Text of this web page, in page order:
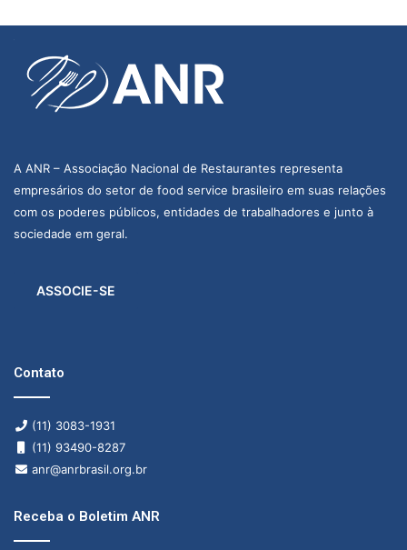
A ANR – Associação Nacional de Restaurantes representa
empresários do setor de food service brasileiro em suas relações
com os poderes públicos, entidades de trabalhadores e junto à
sociedade em geral.
ASSOCIE-SE
Contato
(11) 3083-1931
(11) 93490-8287
anr@anrbrasil.org.br
Receba o Boletim ANR